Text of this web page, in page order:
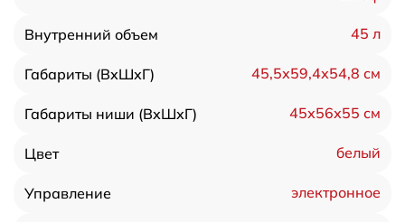
Внутренний объем 45 л
Габариты (ВхШхГ) 45,5х59,4х54,8 см
Габариты ниши (ВхШхГ) 45х56х55 см
Цвет белый
Управление электронное